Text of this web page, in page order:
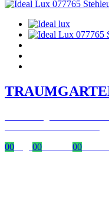
00
00 00